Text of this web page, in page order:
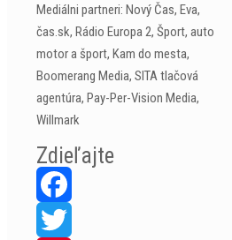
Mediálni partneri: Nový Čas, Eva,
čas.sk, Rádio Europa 2, Šport, auto
motor a šport, Kam do mesta,
Boomerang Media, SITA tlačová
agentúra, Pay-Per-Vision Media,
Willmark
Zdieľajte
Facebook